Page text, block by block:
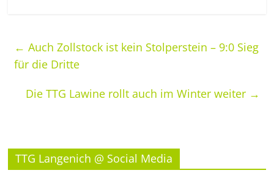
← Auch Zollstock ist kein Stolperstein – 9:0 Sieg
für die Dritte
Die TTG Lawine rollt auch im Winter weiter →
TTG Langenich @ Social Media